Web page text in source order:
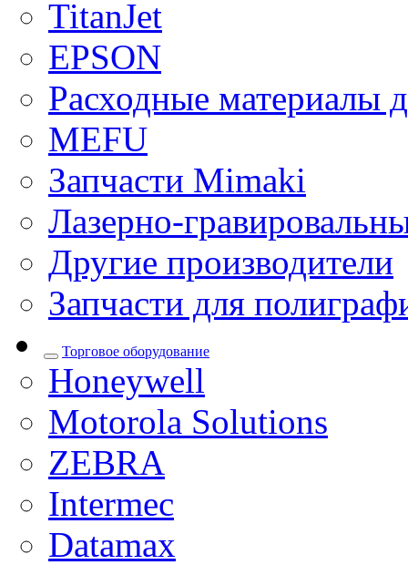
TitanJet
EPSON
Расходные материалы
MEFU
Запчасти Mimaki
Лазерно-
Другие производители
Запчасти для
Торговое оборудование
Honeywell
Motorola Solutions
ZEBRA
Intermec
Datamax